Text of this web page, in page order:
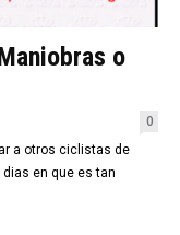
o
0
a otros ciclistas de
en que es tan